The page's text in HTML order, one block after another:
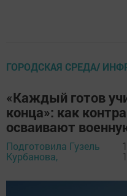
ГОРОДСКАЯ СРЕДА/
«Каждый готов
конца»: как
осваивают
Подготовила Гузель
Курбанова,